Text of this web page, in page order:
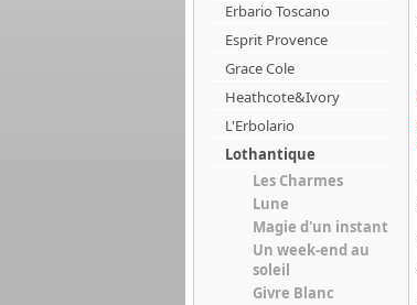
Erbario Toscano
Esprit Provence
Grace Cole
Heathcote&Ivory
L'Erbolario
Lothantique
Les Charmes
Lune
Magie d'un instant
Un week-end au
soleil
Givre Blanc